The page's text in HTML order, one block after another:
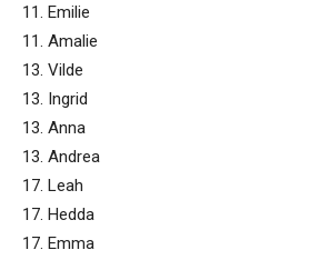
11. Emilie
11. Amalie
13. Vilde
13. Ingrid
13. Anna
13. Andrea
17. Leah
17. Hedda
17. Emma